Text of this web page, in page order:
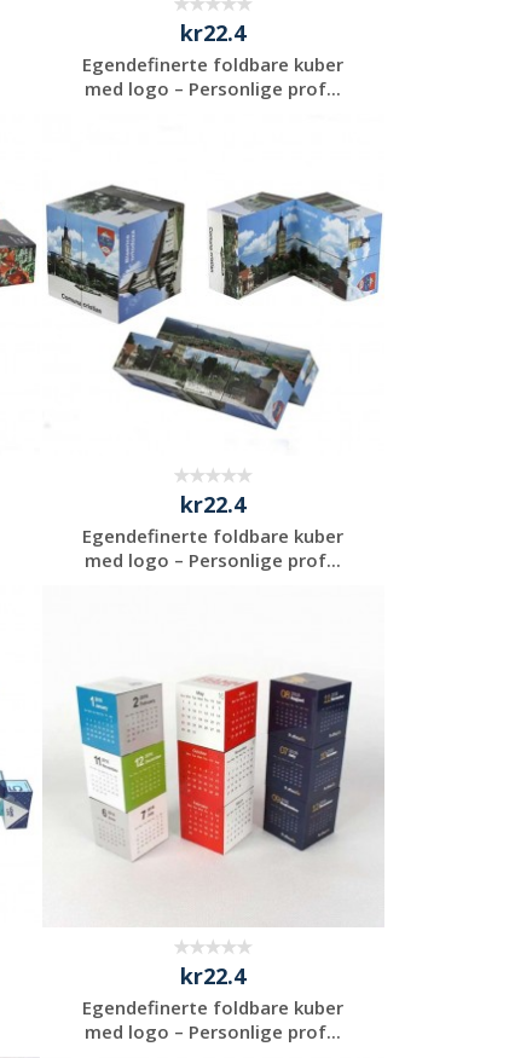
kr22.4
Egendefinerte foldbare kuber
med logo – Personlige prof...
kr22.4
Egendefinerte foldbare kuber
med logo – Personlige prof...
kr22.4
Egendefinerte foldbare kuber
med logo – Personlige prof...